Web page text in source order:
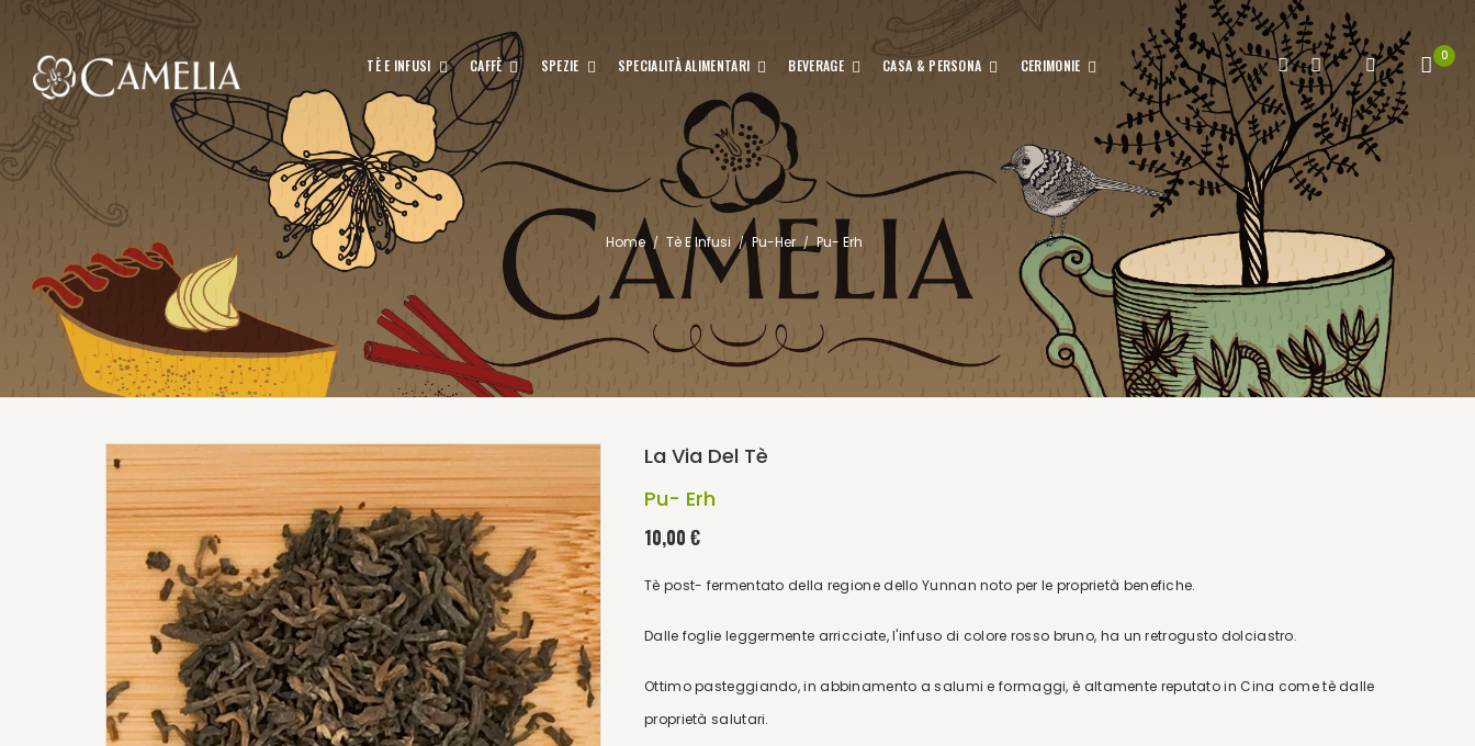
TÈ E INFUSI CAFFÈ SPEZIE SPECIALITÀ ALIMENTARI BEVERAGE CASA & PERSONA CERIMONIE
0
Home Tè E Infusi Pu-Her Pu- Erh
La Via Del Tè
Pu- Erh
10,00 €
Tè post- fermentato della regione dello Yunnan noto per le proprietà benefiche.
Dalle foglie leggermente arricciate, l'infuso di colore rosso bruno, ha un retrogusto dolciastro.
Ottimo pasteggiando, in abbinamento a salumi e formaggi, è altamente reputato in Cina come tè dalle
proprietà salutari.